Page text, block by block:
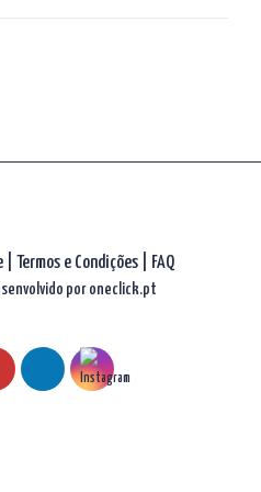
| Termos e Condições FAQ
poroneclick.pt